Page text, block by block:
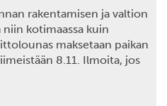
rakentamisen ja valtion
kotimaassa kuin
maksetaan paikan
8.11. Ilmoita, jos